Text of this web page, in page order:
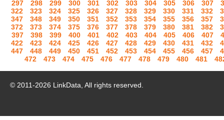
297
298 299 300 301 302 303 304 305 306 307
322
323 324 325 326 327 328 329 330 331 332
347
348 349 350 351 352 353 354 355 356 357
372
373 374 375 376 377 378 379 380 381 382
397
398 399 400 401 402 403 404 405 406 407
422
423 424 425 426 427 428 429 430 431 432
447
448 449 450 451 452 453 454 455 456 457
472
473 474 475 476 477 478 479 480 481
© 2011-2026 LinkData, All rights reserved.